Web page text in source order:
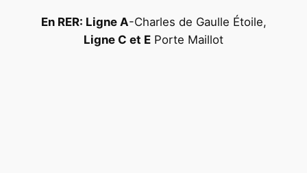
En RER: Ligne A-Charles de Gaulle Étoile,
Ligne C et E Porte Maillot